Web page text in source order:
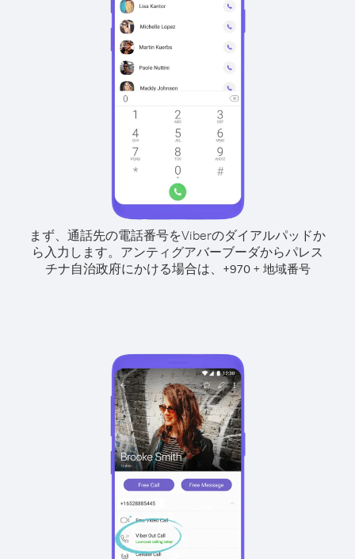
まず、通話先の電話番号をViberのダイアルパッドか
ら入力します。 アンティグアバーブーダからパレス
チナ自治政府にかける場合は、
+970+ 地域番号